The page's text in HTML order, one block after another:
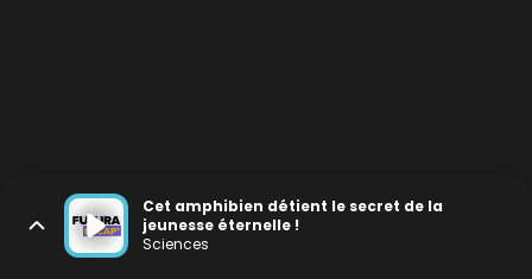
Cet amphibien détient le secret de la
jeunesse éternelle !
Sciences